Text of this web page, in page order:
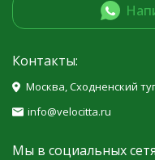
Контакты:
Москва, Сходненский
info@velocitta.ru
Мы в социальных